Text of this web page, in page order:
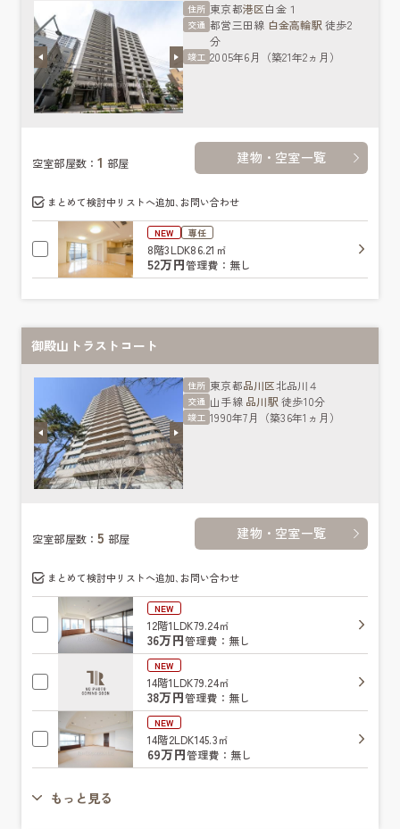
住所 東京都港区白金１
交通 都営三田線 白金高輪駅 徒歩2
分
竣工 2005年6月（築21年2ヵ月）
空室部屋数：1 部屋 建物・空室一覧
まとめて検討中リストへ追加､お問い合わせ
NEW 専任
8階3LDK86.21㎡
52万円管理費：無し
御殿山トラストコート
住所 東京都品川区北品川４
交通 山手線 品川駅 徒歩10分
竣工 1990年7月（築36年1ヵ月）
空室部屋数：5 部屋 建物・空室一覧
まとめて検討中リストへ追加､お問い合わせ
NEW
12階1LDK79.24㎡
36万円管理費：無し
NEW
14階1LDK79.24㎡
38万円管理費：無し
NEW
14階2LDK145.3㎡
69万円管理費：無し
もっと見る